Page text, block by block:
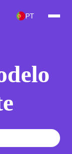
PT